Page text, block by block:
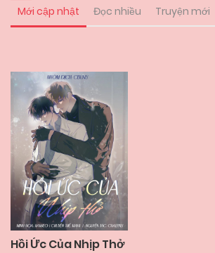
Mới cập nhật Đọc nhiều Truyện mới
Hồi Ức Của Nhịp Thở